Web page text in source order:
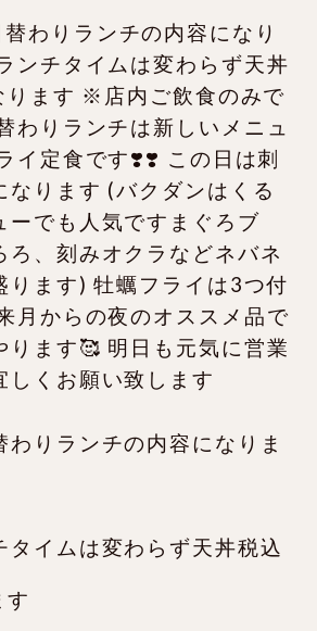
わりランチの内容になりま
タイムは変わらず天丼税込
す️